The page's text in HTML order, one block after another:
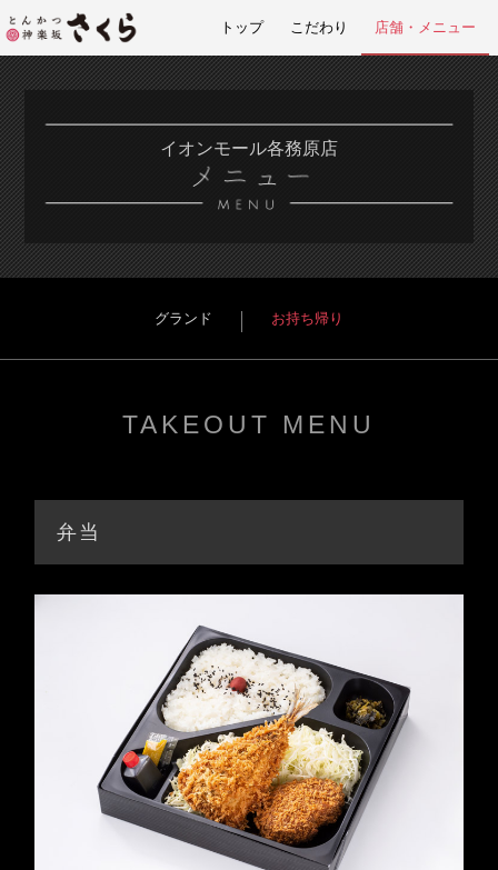
トップ こだわり 店舗・メニュー
イオンモール各務原店
グランド お持ち帰り
TAKEOUT MENU
弁当